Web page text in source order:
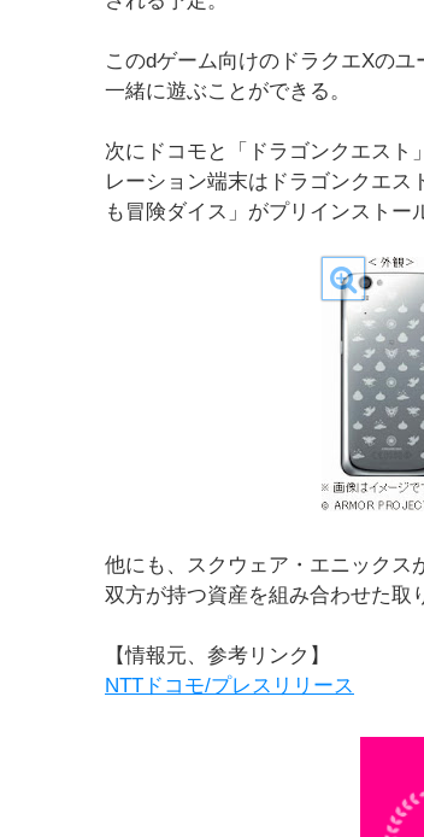
このdゲーム向けのドラクエXの
一緒に遊ぶことができる。
次にドコモと「ドラゴンクエスト
レーション端末はドラゴンクエ
も冒険ダイス」がプリインストー
他にも、スクウェア・エニックス
双方が持つ資産を組み合わせた取
【情報元、参考リンク】
NTTドコモ/プレスリリース